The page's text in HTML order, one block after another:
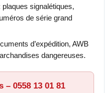
plaques signalétiques,
de série grand
d’expédition, AWB
dangereuses.
– 0558 13 01 81